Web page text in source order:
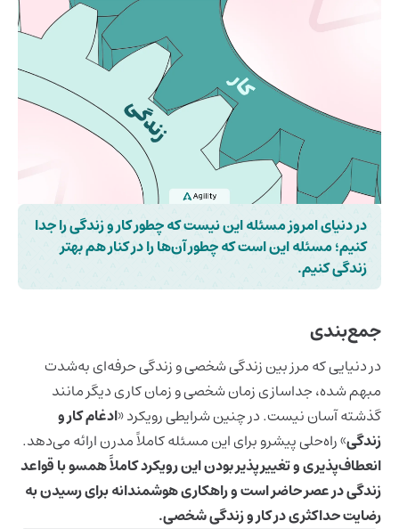
در دنیای امروز مسئله این نیست که چطور کار و زندگی را جدا
کنیم؛ مسئله این است که چطور آن‌ها را در کنار هم بهتر
زندگی کنیم.
جمع‌بندی
در دنیایی که مرز بین زندگی شخصی و زندگی حرفه‌ای به‌شدت
مبهم‌ شده، جداسازی زمان شخصی و زمان کاری دیگر مانند
گذشته آسان نیست. در چنین شرایطی رویکرد «ادغام کار و
زندگی» راه‌حلی پیشرو برای این مسئله کاملاً مدرن ارائه می‌دهد.
انعطاف‌پذیری و تغییرپذیر بودن این رویکرد کاملاً همسو با قواعد
زندگی در عصر حاضر است و راهکاری هوشمندانه برای رسیدن به
رضایت حداکثری در کار و زندگی شخصی.